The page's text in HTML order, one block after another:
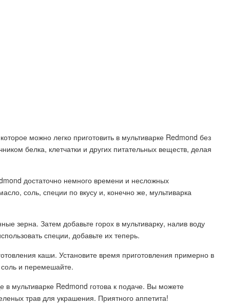
можно легко приготовить в мультиварке Redmond без
белка, клетчатки и других питательных веществ, делая
достаточно немного времени и несложных
соль, специи по вкусу и, конечно же, мультиварка
зерна. Затем добавьте горох в мультиварку, налив воду
специи, добавьте их теперь.
каши. Установите время приготовления примерно в
соль и перемешайте.
мультиварке Redmond готова к подаче. Вы можете
трав для украшения. Приятного аппетита!